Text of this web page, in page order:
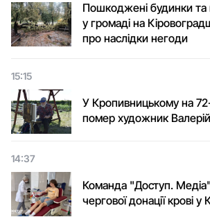
Пошкоджені будинки та
у громаді на
про наслідки негоди
15:15
У Кропивницькому на
помер художник
14:37
Команда "Доступ.
чергової донації крові